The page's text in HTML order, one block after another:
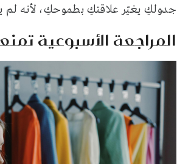
جدولكِ يغيّر علاقتكِ بطموحكِ، لأنه لم
المراجعة الأسبوعية